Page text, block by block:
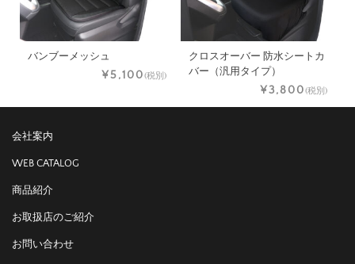
バンブーメッシュ
¥5,100(税別)
クロスオーバー 防水シートカ
バー（汎用タイプ）
¥3,800(税別)
会社案内
WEB CATALOG
商品紹介
お取扱店のご紹介
お問い合わせ